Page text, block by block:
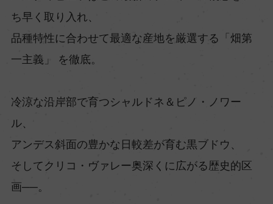
ち早く取り入れ、
品種特性に合わせて最適な産地を厳選する「畑第
一主義」 を徹底。
冷涼な沿岸部で育つシャルドネ＆ピノ・ノワー
ル、
アンデス斜面の豊かな日較差が育む黒ブドウ、
そしてクリコ・ヴァレー奥深くに広がる歴史的区
画──。